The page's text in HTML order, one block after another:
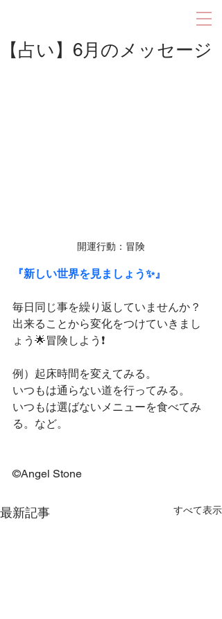
【占い】6月のメッセージ
開運行動：冒険
『新しい世界を見ましょう✨』
毎日同じ事を繰り返していませんか？
出来ることから変化をつけていきまし
ょう🌟冒険しよう❗️
例）起床時間を変えてみる。
いつもは通らない道を行ってみる。
いつもは選ばないメニューを食べてみ
る。など。
©️Angel Stone
最新記事 すべて表示